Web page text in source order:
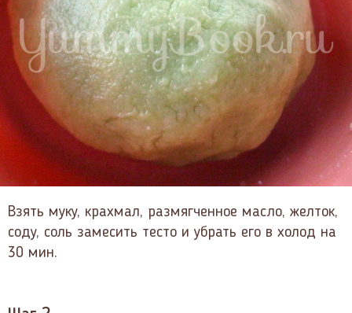
Взять муку, крахмал, размягченное масло, желток,
соду, соль замесить тесто и убрать его в холод на
30 мин.